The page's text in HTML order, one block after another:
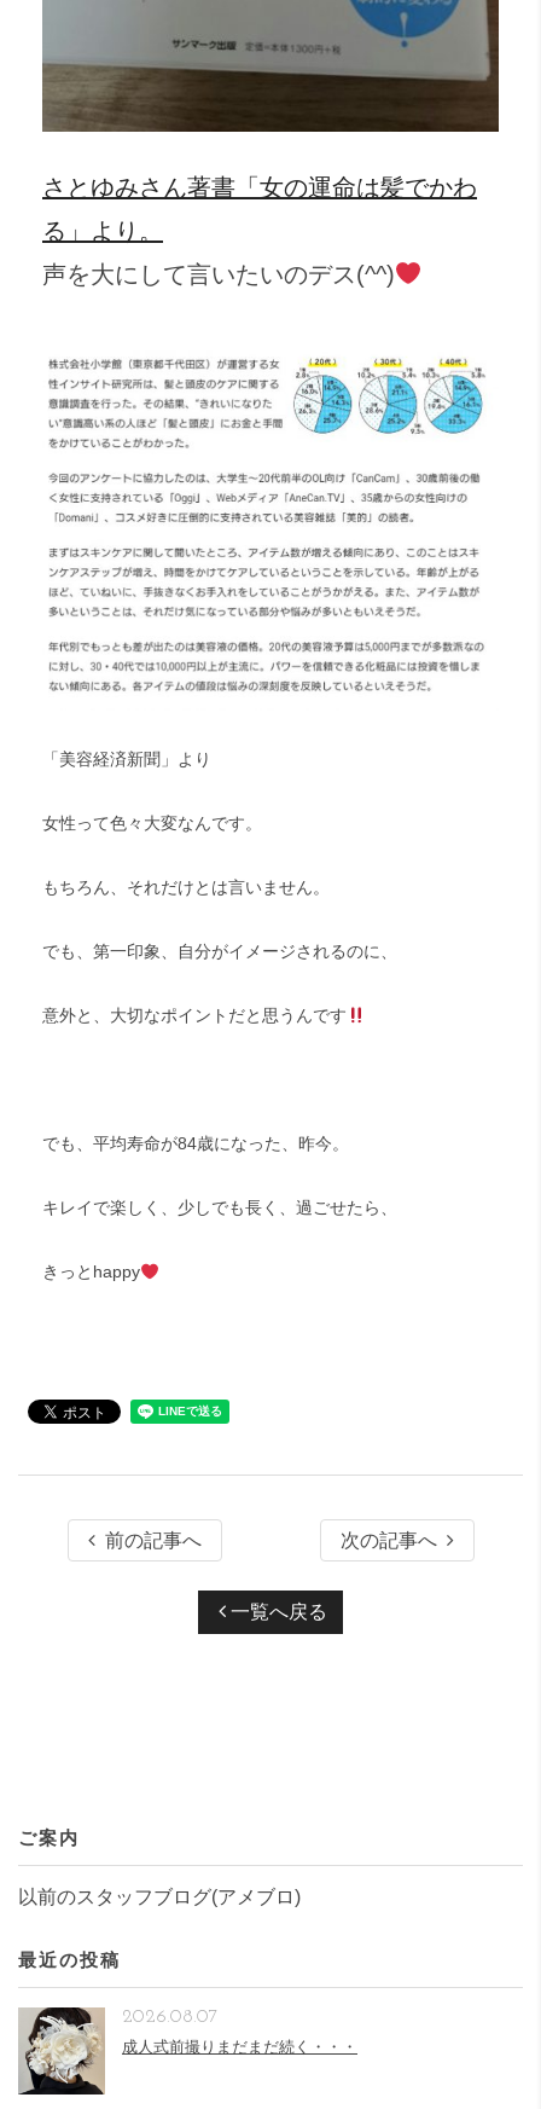
さとゆみさん著書「女の運命は髪でかわ
る」より。
声を大にして言いたいのデス(^^)
「美容経済新聞」より
女性って色々大変なんです。
もちろん、それだけとは言いません。
でも、第一印象、自分がイメージされるのに、
意外と、大切なポイントだと思うんです
でも、平均寿命が84歳になった、昨今。
キレイで楽しく、少しでも長く、過ごせたら、
きっとhappy
前の記事へ 次の記事へ
一覧へ戻る
ご案内
以前のスタッフブログ(アメブロ)
最近の投稿
成人式前撮りまだまだ続く・・・
2026.08.07